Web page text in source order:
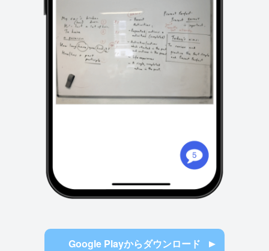
Google Playからダウンロード